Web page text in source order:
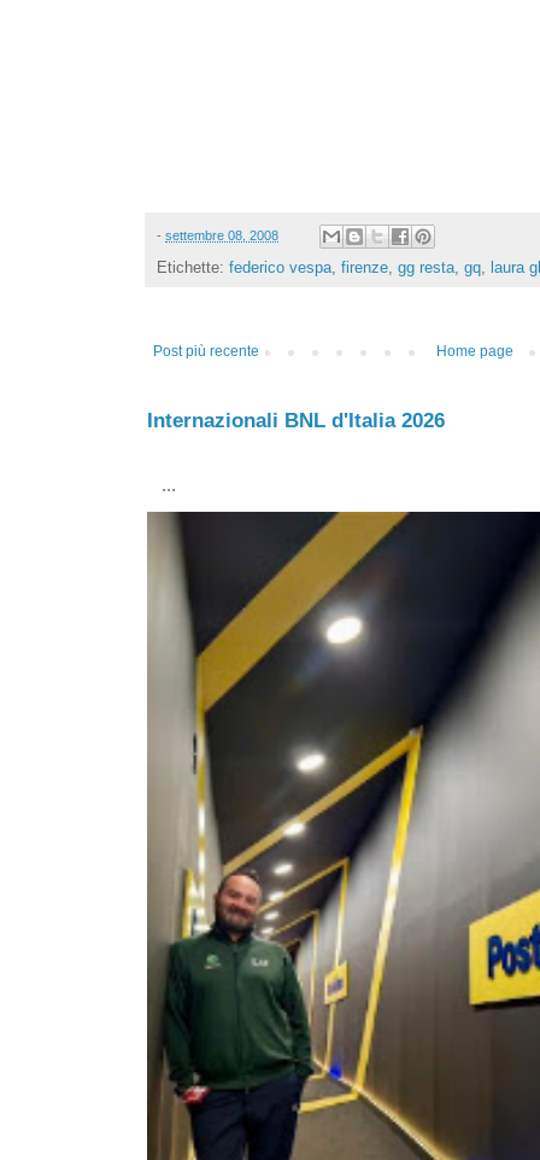
- settembre 08, 2008
Etichette: federico vespa, firenze, gg resta, gq, laura
Post più recente Home page
Internazionali BNL d'Italia 2026
...